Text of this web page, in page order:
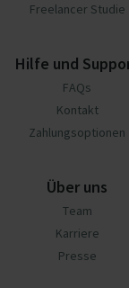
Freelancer Studie
Hilfe und
FAQs
Kontakt
Zahlungsoptionen
Über uns
Team
Karriere
Presse